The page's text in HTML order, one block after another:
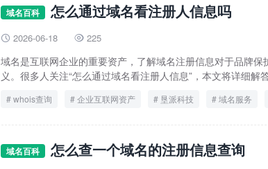
域名百科 怎么通过域名看注册人信息吗
 2026-06-18  225
域名是互联网企业的重要资产，了解域名注册信息对于品牌
义。很多人关注“怎么通过域名看注册人信息”，本文将详细解
whois查询 企业互联网资产 垦派科技 域名服务
域名百科 怎么查一个域名的注册信息查询